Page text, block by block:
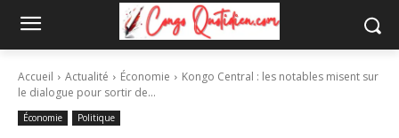
Accueil Actualité Économie
Kongo Central : les notables misent sur
le dialogue pour sortir de...
Économie Politique